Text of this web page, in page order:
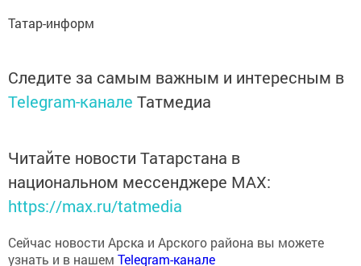
Татар-информ
Следите за самым важным и интересным в
Telegram-канале Татмедиа
Читайте новости Татарстана в
национальном мессенджере MАХ:
https://max.ru/tatmedia
Сейчас новости Арска и Арского района вы можете
узнать и в нашем Telegram-канале